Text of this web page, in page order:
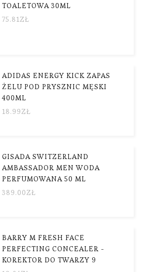
TOALETOWA 30ML
75.81ZŁ
ADIDAS ENERGY KICK ZAPAS
ŻELU POD PRYSZNIC MĘSKI
400ML
18.99ZŁ
GISADA SWITZERLAND
AMBASSADOR MEN WODA
PERFUMOWANA 50 ML
389.00ZŁ
BARRY M FRESH FACE
PERFECTING CONCEALER -
KOREKTOR DO TWARZY 9